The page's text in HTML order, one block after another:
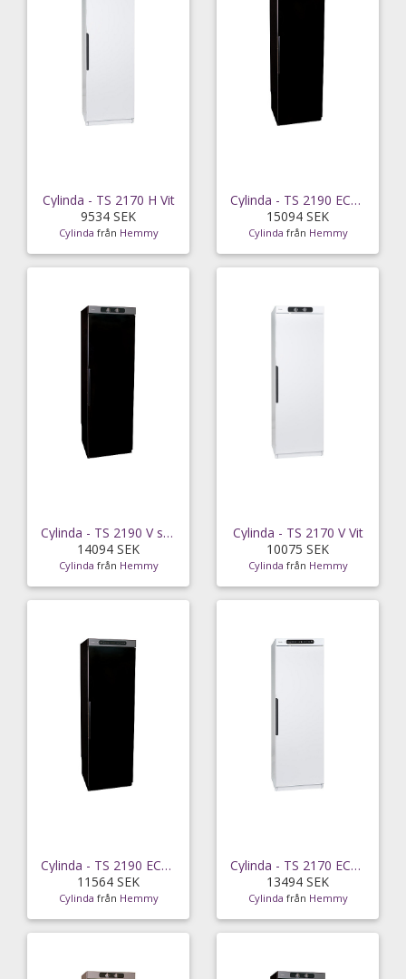
Cylinda - TS 2170 H Vit
9534 SEK
Cylinda från Hemmy
Cylinda - TS 2190 ECO H svart
15094 SEK
Cylinda från Hemmy
Cylinda - TS 2190 V svart
14094 SEK
Cylinda från Hemmy
Cylinda - TS 2170 V Vit
10075 SEK
Cylinda från Hemmy
Cylinda - TS 2190 ECO V svart
11564 SEK
Cylinda från Hemmy
Cylinda - TS 2170 ECO H Vit
13494 SEK
Cylinda från Hemmy